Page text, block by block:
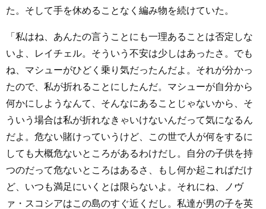
た。そして手を休めることなく編み物を続けていた。
「私はね、あんたの言うことにも一理あることは否定しな
いよ、レイチェル。そういう不安は少しはあったさ。でも
ね、マシューがひどく乗り気だったんだよ。それが分かっ
たので、私が折れることにしたんだ。マシューが自分から
何かにしようなんて、そんなにあることじゃないから、そ
ういう場合は私が折れなきゃいけないんだって気になるん
だよ。危ない賭けっていうけど、この世で人が何をするに
しても大概危ないところがあるわけだし。自分の子供を持
つのだって危ないところはあるさ、もし何か起こればだけ
ど、いつも満足にいくとは限らないよ。それにね、ノヴ
ァ・スコシアはこの島のすぐ近くだし。私達が男の子を英